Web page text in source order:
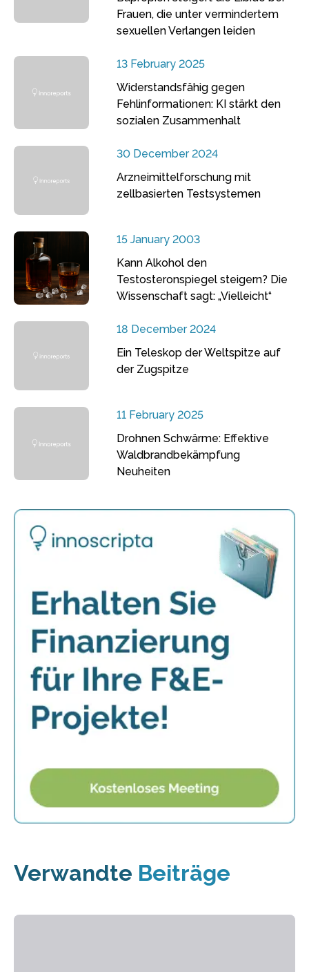
Frauen, die unter vermindertem
sexuellen Verlangen leiden
13 February 2025
Widerstandsfähig gegen
Fehlinformationen: KI stärkt den
sozialen Zusammenhalt
30 December 2024
Arzneimittelforschung mit
zellbasierten Testsystemen
15 January 2003
Kann Alkohol den
Testosteronspiegel steigern? Die
Wissenschaft sagt: „Vielleicht“
18 December 2024
Ein Teleskop der Weltspitze auf
der Zugspitze
11 February 2025
Drohnen Schwärme: Effektive
Waldbrandbekämpfung
Neuheiten
Verwandte Beiträge